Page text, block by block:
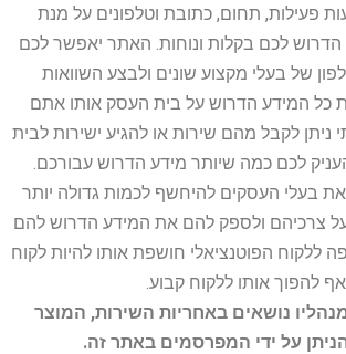
פעילות, תחום, כתובת וטלפונים על מנת
לכם בקלות ונוחות. האתר יאפשר לכם
של בעלי מקצוע שונים ולבצע השוואות
כל המידע הדרוש על בית העסק אותו אתם
לקבל מהם שירות או להגיע ישירות לבית
לכם כמה שיותר מידע הדרוש עבורכם.
בעלי העסקים להיחשף לכמות גדולה יותר
צרכיהם ולספק להם את המידע הדרוש להם
ללקוח הפוטנציאלי חושפת אותו להיות לקוח
להפוך אותו ללקוח קבוע.
נושאים באחריות השירות, המוצר
הניתן על ידי המפרסמים באתר זה.